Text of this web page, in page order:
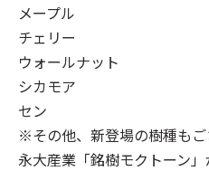
メープル
チェリー
ウォールナット
シカモア
セン
※その他、新登場の樹種もご
永大産業「銘樹モクトーン」